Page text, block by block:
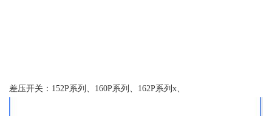
差压开关：152P系列、160P系列、162P系列x、